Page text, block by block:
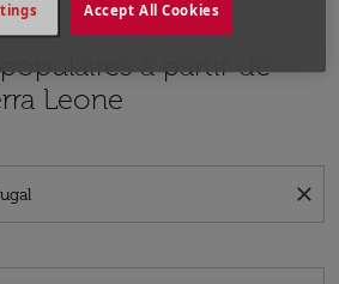
à partir de
Leone
close
Accept All Cookies